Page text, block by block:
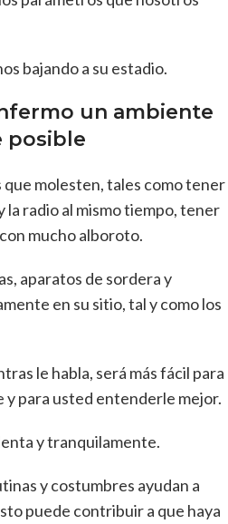
bajando a su estadio.
un ambiente
posible
molesten, tales como tener
la radio al mismo tiempo, tener
mucho alboroto.
aparatos de sordera y
en su sitio, tal y como los
le habla, será más fácil para
para usted entenderle mejor.
y tranquilamente.
y costumbres ayudan a
puede contribuir a que haya